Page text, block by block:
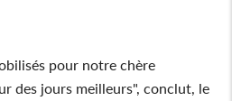
pour notre chère
des jours meilleurs", conclut, le